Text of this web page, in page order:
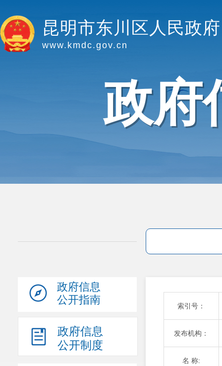
昆明市东川区人民政府
www.kmdc.gov.cn
政府
政府信息
公开指南
政府信息
公开制度
索引号：
发布机构：
名 称: